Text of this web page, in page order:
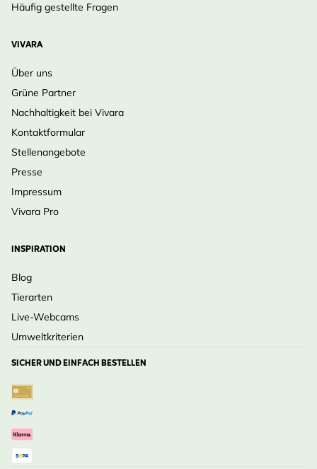
Häufig gestellte Fragen
VIVARA
Über uns
Grüne Partner
Nachhaltigkeit bei Vivara
Kontaktformular
Stellenangebote
Presse
Impressum
Vivara Pro
INSPIRATION
Blog
Tierarten
Live-Webcams
Umweltkriterien
SICHER UND EINFACH BESTELLEN